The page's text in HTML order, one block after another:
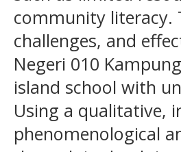
community literacy.
challenges, and
Negeri 010
island school with
Using a qualitative,
phenomenological